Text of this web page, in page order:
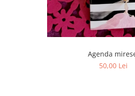
Agenda
50,00 Lei